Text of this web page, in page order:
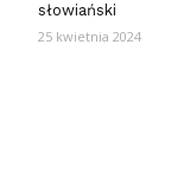
słowiański
25 kwietnia 2024